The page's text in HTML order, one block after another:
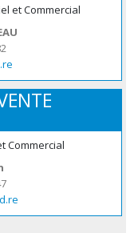
et Commercial
Commercial